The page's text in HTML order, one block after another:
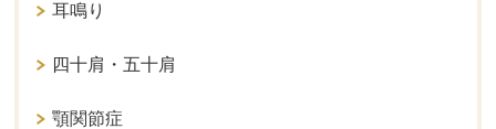
耳鳴り
四十肩・五十肩
顎関節症